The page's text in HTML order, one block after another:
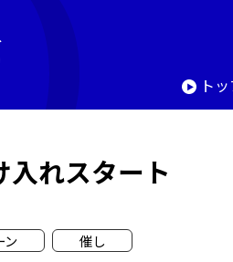
ト
入れスタート
ン 催し